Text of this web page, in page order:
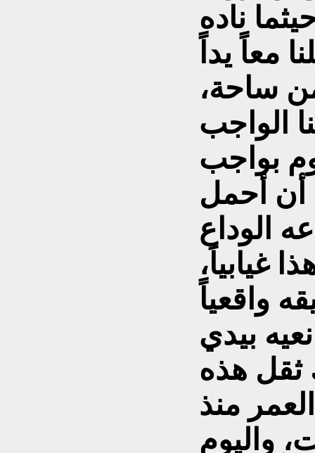
ناده
معاً يداً
ساحة،
بواجب
أن أحمل
الوداع
غيابياً،
واقعياً
بيدي
ثقل هذه
منذ
واليوم